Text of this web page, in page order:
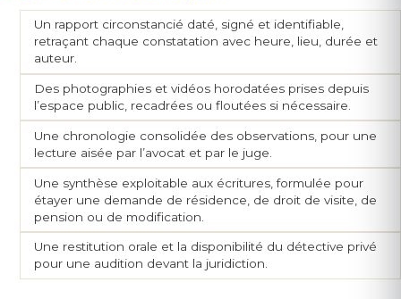
Un rapport circonstancié daté, signé et identifiable,
retraçant chaque constatation avec heure, lieu, durée et
auteur.
Des photographies et vidéos horodatées prises depuis
l’espace public, recadrées ou floutées si nécessaire.
Une chronologie consolidée des observations, pour une
lecture aisée par l’avocat et par le juge.
Une synthèse exploitable aux écritures, formulée pour
étayer une demande de résidence, de droit de visite, de
pension ou de modification.
Une restitution orale et la disponibilité du détective privé
pour une audition devant la juridiction.